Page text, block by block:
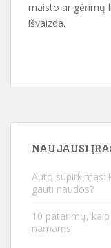
maisto ar gėrimų
išvaizda.
NAUJAUSI
Auto supirkimas:
gauti naudos?
10 patarimų,
namams